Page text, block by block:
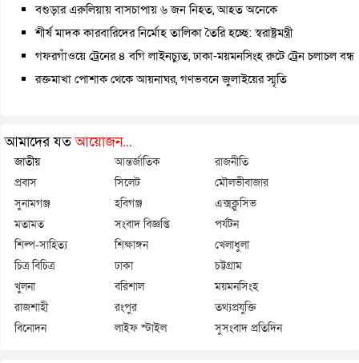
বগুড়ার এরুলিয়ায় বাসচাপায় ৬ জন নিহত, আহত অনেকে
শীর্ষ মাদক কারবারিদের নির্মোহ তালিকা তৈরি হচ্ছে: স্বরাষ্ট্রমন্ত্রী
গফরগাঁওয়ে ট্রেনের ৪ বগি লাইনচ্যুত, ঢাকা-ময়মনসিংহ রুটে ট্রেন চলাচল বন্ধ
রক্তমাখা পোশাক থেকে আয়নাঘর, গণভবনে জুলাইয়ের স্মৃতি
আমাদের যতআয়োজন...
জাতীয় আন্তর্জাতিক
রাজনীতি
প্রবাস
সিলেট
মৌলভীবাজার
সুনামগঞ্জ
হবিগঞ্জ
এক্সক্লুসিভ
মতামত
সংবাদ বিজ্ঞপ্তি
পর্যটন
শিল্প-সাহিত্য
শিক্ষাঙ্গন
খেলাধুলা
চিত্র বিচিত্র
ঢাকা
চট্টগ্রাম
খুলনা
বরিশাল
ময়মনসিংহ
রাজশাহী
রংপুর
তথ্যপ্রযুক্তি
বিনোদন
লাইফ স্টাইল সুসংবাদ প্রতিদিন